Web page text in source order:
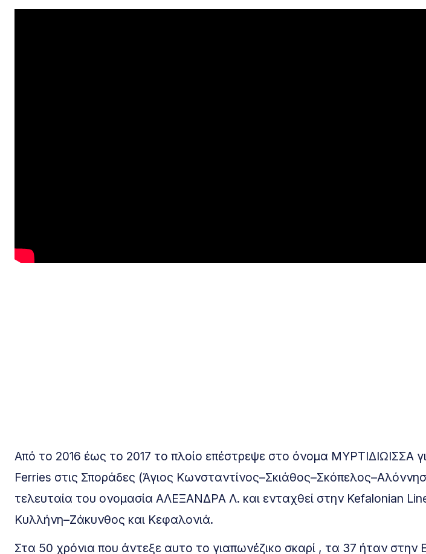
Από το 2016 έως το 2017 το πλοίο επέστρεψε στο όνομα ΜΥΡΤΙΔΙΩΙΣΣΑ
Ferries στις Σποράδες (Άγιος
τελευταία του ονομασία ΑΛΕΞΑΝΔΡΑ Λ. και ενταχθεί στην Kefalonian
Κυλλήνη–Ζάκυνθος και Κεφαλονιά.
Στα 50 χρόνια που άντεξε αυτο το γιαπωνέζικο σκαρί , τα 37 ήταν